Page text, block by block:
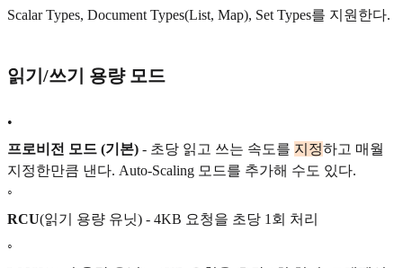
Scalar Types, Document Types(List, Map), Set Types를 지원한다.
읽기/쓰기 용량 모드
•
프로비전 모드 (기본) - 초당 읽고 쓰는 속도를 지정하고 매월
지정한만큼 낸다. Auto-Scaling 모드를 추가해 수도 있다.
◦
RCU(읽기 용량 유닛) - 4KB 요청을 초당 1회 처리
◦